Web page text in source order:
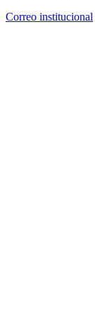
Correo institucional